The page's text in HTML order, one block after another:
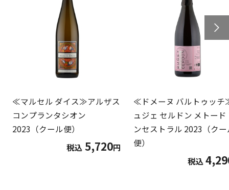
≪マルセル ダイス≫アルザス
コンプランタシオン
2023（クール便）
税込 5,720円
≪ドメーヌ バルトゥッ
ュジェ セルドン メトード
ンセストラル 2023（クー
便）
税込